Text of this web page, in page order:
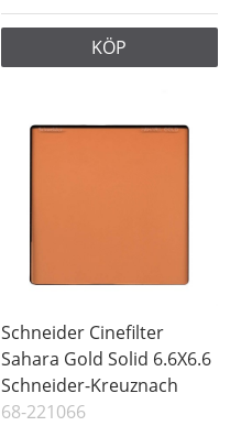
KÖP
Schneider Cinefilter
Sahara Gold Solid 6.6X6.6
Schneider-Kreuznach
68-221066